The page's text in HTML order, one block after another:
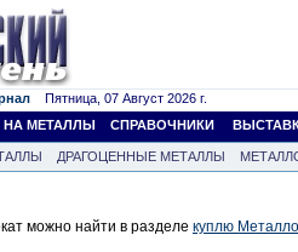
Пятница, 07 Август 2026 г.
МЕТАЛЛЫ СПРАВОЧНИКИ
ДРАГОЦЕННЫЕ МЕТАЛЛЫ
можно найти в разделе куплю